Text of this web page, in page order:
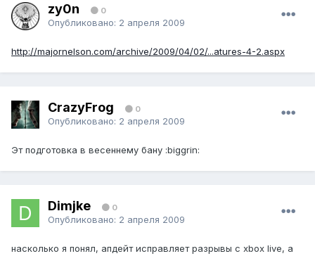
zy0n 0
Опубликовано: 2 апреля 2009
http://majornelson.com/archive/2009/04/02/...atures-4-2.aspx
CrazyFrog 0
Опубликовано: 2 апреля 2009
Эт подготовка в весеннему бану :biggrin:
Dimjke 0
Опубликовано: 2 апреля 2009
насколько я понял, апдейт исправляет разрывы с xbox live, а